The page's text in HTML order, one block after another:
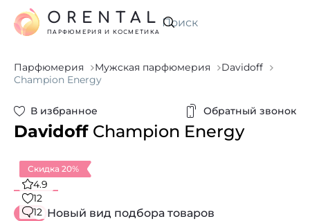
Искать
ORENTAL
ПАРФЮМЕРИЯ И КОСМЕТИКА
Парфюмерия Мужская парфюмерия
Davidoff
Champion Energy
В избранное Обратный звонок
Davidoff Champion Energy
Скидка 20%
4.9
12
12 Новый вид подбора товаров